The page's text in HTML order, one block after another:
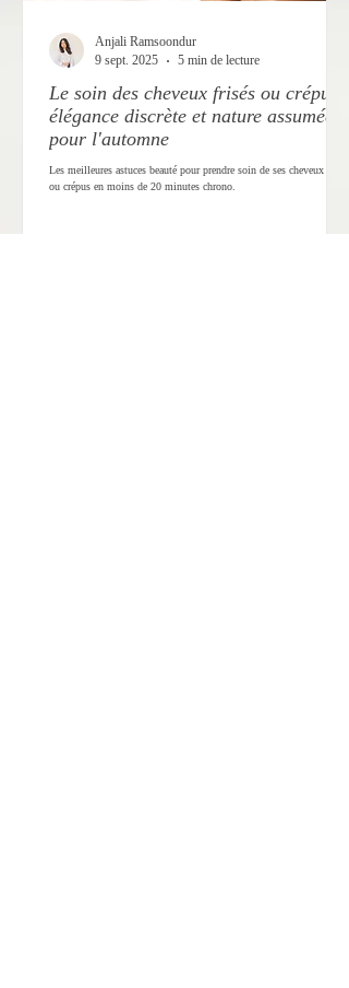
Le soin des cheveux frisés ou crépus,
élégance discrète et nature assumée
pour l'automne
Les meilleures astuces beauté pour prendre soin de ses cheveux frisés
ou crépus en moins de 20 minutes chrono.
Anjali Ramsoondur
9 sept. 2025
5 min de lecture